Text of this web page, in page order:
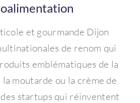
et gourmande Dijon
de renom qui
emblématiques de la
moutarde ou la crème de
des startups qui réinventent